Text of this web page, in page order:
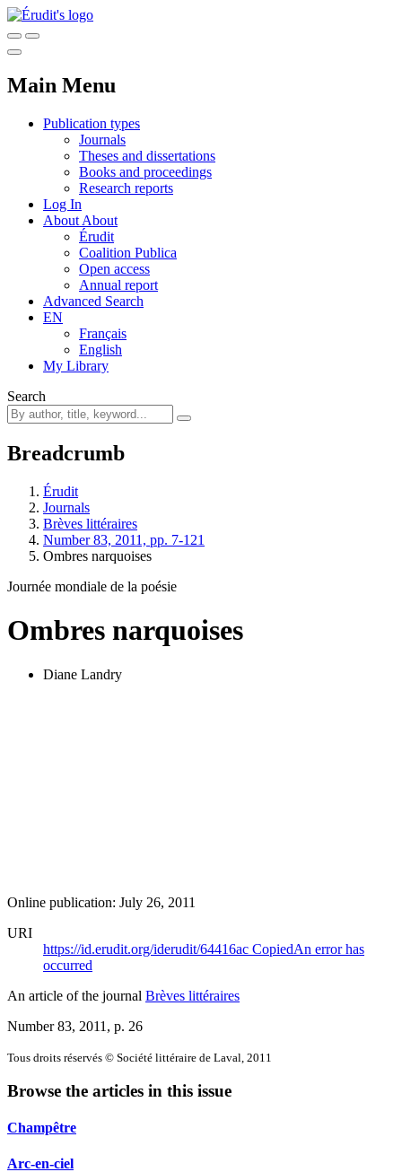
Main Menu
Publication types
Journals
Theses and dissertations
Books and proceedings
Research reports
Log In
About About
Érudit
Coalition Publica
Open access
Annual report
Advanced Search
EN
Français
English
My Library
Search
Breadcrumb
Érudit
Journals
Brèves littéraires
Number 83, 2011, pp. 7-121
Ombres narquoises
Journée mondiale de la poésie
Ombres narquoises
Diane Landry
Online publication: July 26, 2011
URI
https://id.erudit.org/iderudit/64416ac CopiedAn error has
occurred
An article of the journal Brèves littéraires
Number 83, 2011 , p. 26
Tous droits réservés © Société littéraire de Laval, 2011
Browse the articles in this issue
Champêtre
Arc-en-ciel